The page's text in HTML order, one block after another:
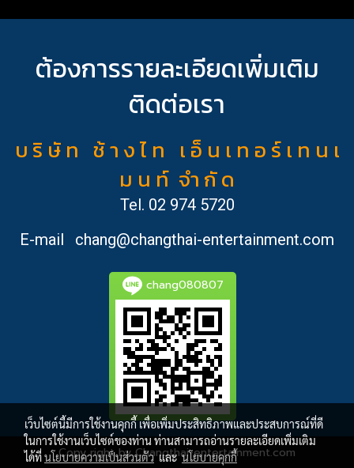
ต้องการรายละเอียดเพิ่มเติม
ติดต่อเรา
บ ริ ษั ท ช้ า ง ไ ท เ อ็ น เ ท อ ร์ เ ท น เ
ม น ท์ จำ กั ด
Tel. 02 974 5720
E-mail
chang@changthai-entertainment.com
chang080807
Copy right by Changthai-entertainment.com
เว็บไซต์นี้มีการใช้งานคุกกี้ เพื่อเพิ่มประสิทธิภาพและประสบการณ์ที่ดี
ในการใช้งานเว็บไซต์ของท่าน ท่านสามารถอ่านรายละเอียดเพิ่มเติม
ได้ที่นโยบายความเป็นส่วนตัวและนโยบายคุกกี้